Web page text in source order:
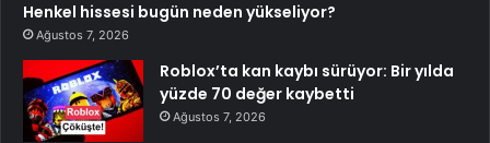
Henkel hissesi bugün neden yükseliyor?
Ağustos 7, 2026
Roblox’ta kan kaybı sürüyor: Bir yılda
yüzde 70 değer kaybetti
Ağustos 7, 2026